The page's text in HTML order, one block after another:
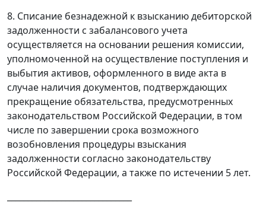
8. Списание безнадежной к взысканию дебиторской
задолженности с забалансового учета
осуществляется на основании решения комиссии,
уполномоченной на осуществление поступления и
выбытия активов, оформленного в виде акта в
случае наличия документов, подтверждающих
прекращение обязательства, предусмотренных
законодательством Российской Федерации, в том
числе по завершении срока возможного
возобновления процедуры взыскания
задолженности согласно законодательству
Российской Федерации, а также по истечении 5 лет.